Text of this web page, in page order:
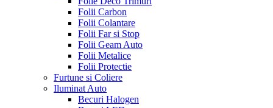
Folii Carbon
Folii Colantare
Folii Far si Stop
Folii Geam Auto
Folii Metalice
Folii Protectie
Furtune si Coliere
Iluminat Auto
Becuri Halogen